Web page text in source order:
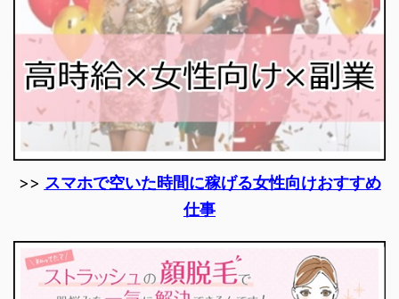
>> スマホで空いた時間に稼げる女性向けおすすめ
仕事